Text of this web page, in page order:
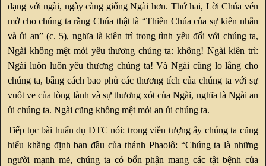
đạng với ngài, ngày càng giống Ngài hơn. Thứ hai, Lời Chúa vén
mở cho chúng ta rằng Chúa thật là “Thiên Chúa của sự kiên nhẫn
và ủi an” (c. 5), nghĩa là kiên trì trong tình yêu đối với chúng ta,
Ngài không mệt mỏi yêu thương chúng ta: không! Ngài kiên trì:
Ngài luôn luôn yêu thương chúng ta! Và Ngài cũng lo lắng cho
chúng ta, bằng cách bao phủ các thương tích của chúng ta với sự
vuốt ve của lòng lành và sự thương xót của Ngài, nghĩa là Ngài an
ủi chúng ta. Ngài cũng không mệt mỏi an ủi chúng ta.
Tiếp tục bài huấn dụ ĐTC nói: trong viễn tượng ấy chúng ta cũng
hiểu khẳng định ban đầu của thánh Phaolô: “Chúng ta là những
người mạnh mẽ, chúng ta có bổn phận mang các tật bệnh của